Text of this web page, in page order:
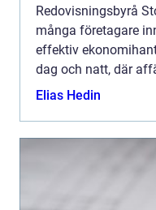
Redovisningsbyrå
många företagare
effektiv
dag och natt, där
Elias Hedin